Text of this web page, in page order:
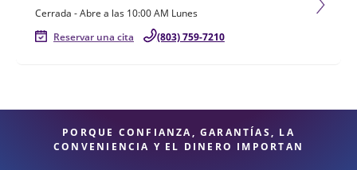
Cerrada -Abre a las 10:00 AM Lunes
Reservar una cita
(803) 759-7210
PORQUE CONFIANZA, GARANTÍAS, LA
CONVENIENCIA Y EL DINERO IMPORTAN